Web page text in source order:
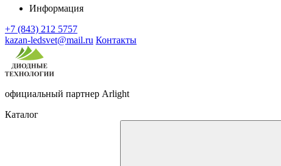
Информация
+7 (843) 212 5757
kazan-ledsvet@mail.ru Контакты
официальный партнер Arlight
Каталог